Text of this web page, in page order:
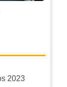
2023